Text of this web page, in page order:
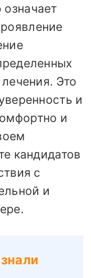
Это
и
и
кандидатов
с
и